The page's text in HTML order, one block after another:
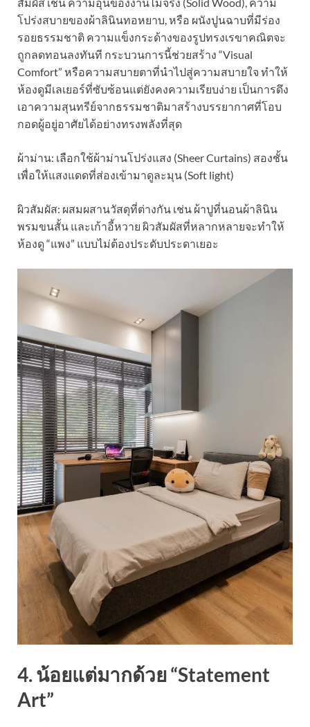
สัมผัส เช่น ความอุ่นของงานไม้จริง (Solid Wood), ความ
โปร่งสบายของผ้าลินินทอหยาบ, หรือ ผนังปูนฉาบที่มีร่อง
รอยธรรมชาติ ความแข็งกระด้างของรูปทรงเรขาคณิตจะ
ถูกลดทอนลงทันที กระบวนการนี้ช่วยสร้าง “Visual
Comfort” หรือความสบายตาที่นำไปสู่ความสบายใจ ทำให้
ห้องดูมีเลเยอร์ที่ซับซ้อนแต่ยังคงความเรียบง่าย เป็นการดึง
เอาความสุนทรีย์จากธรรมชาติมาสร้างบรรยากาศที่โอบ
กอดผู้อยู่อาศัยได้อย่างทรงพลังที่สุด
ผ้าม่าน: เลือกใช้ผ้าม่านโปร่งแสง (Sheer Curtains) สองชั้น
เพื่อให้แสงแดดที่ส่องเข้ามาดูละมุน (Soft light)
ผิวสัมผัส: ผสมผสานวัสดุที่ต่างกัน เช่น ผ้าปูที่นอนผ้าลินิน
พรมขนสั้น และเก้าอี้หวาย ผิวสัมผัสที่หลากหลายจะทำให้
ห้องดู “แพง” แบบไม่ต้องประดับประดาเยอะ
4. น้อยแต่มากด้วย “Statement
Art”